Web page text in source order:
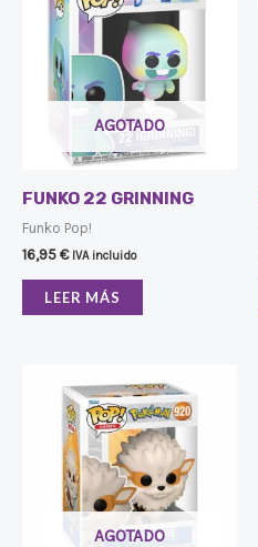
AGOTADO
FUNKO 22 GRINNING
Funko Pop!
16,95€ IVA incluido
LEER MÁS
AGOTADO